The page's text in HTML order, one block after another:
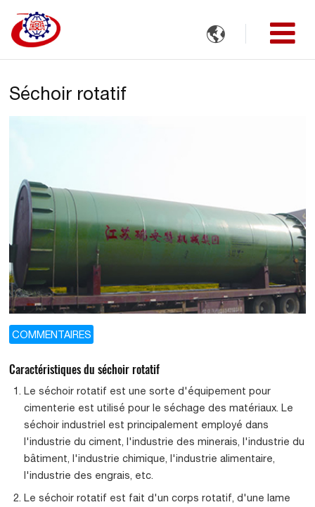

Séchoir rotatif
COMMENTAIRES
Caractéristiques du séchoir rotatif
Le séchoir rotatif est une sorte d'équipement pour
cimenterie est utilisé pour le séchage des matériaux. Le
séchoir industriel est principalement employé dans
l'industrie du ciment, l'industrie des minerais, l'industrie du
bâtiment, l'industrie chimique, l'industrie alimentaire,
l'industrie des engrais, etc.
Le séchoir rotatif est fait d'un corps rotatif, d'une lame